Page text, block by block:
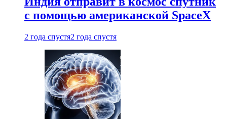
с помощью американской SpaceX
2 года спустя2 года спустя